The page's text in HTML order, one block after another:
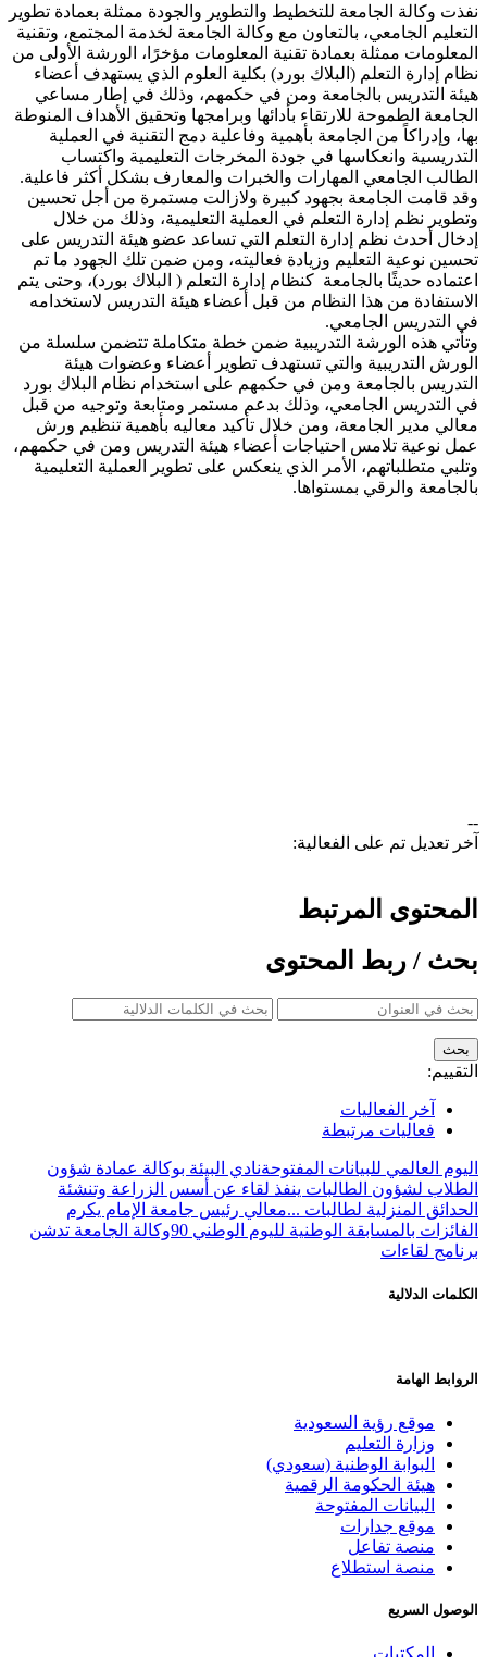
نفذت وكالة الجامعة للتخطيط والتطوير والجودة ممثلة بعمادة تطوير
التعليم الجامعي، بالتعاون مع وكالة الجامعة لخدمة المجتمع، وتقنية
المعلومات ممثلة بعمادة تقنية المعلومات مؤخرًا، الورشة الأولى من
نظام إدارة التعلم (البلاك بورد) بكلية العلوم الذي يستهدف أعضاء
هيئة التدريس بالجامعة ومن في حكمهم، وذلك في إطار مساعي
الجامعة الطموحة للارتقاء بأدائها وبرامجها وتحقيق الأهداف المنوطة
بها، وإدراكاً من الجامعة بأهمية وفاعلية دمج التقنية في العملية
التدريسية وانعكاسها في جودة المخرجات التعليمية واكتساب
الطالب الجامعي المهارات والخبرات والمعارف بشكل أكثر فاعلية.
وقد قامت الجامعة بجهود كبيرة ولازالت مستمرة من أجل تحسين
وتطوير نظم إدارة التعلم في العملية التعليمية، وذلك من خلال
إدخال أحدث نظم إدارة التعلم التي تساعد عضو هيئة التدريس على
تحسين نوعية التعليم وزيادة فعاليته، ومن ضمن تلك الجهود ما تم
اعتماده حديثًا بالجامعة كنظام إدارة التعلم ( البلاك بورد)، وحتى يتم
الاستفادة من هذا النظام من قبل أعضاء هيئة التدريس لاستخدامه
في التدريس الجامعي.
وتأتي هذه الورشة التدريبية ضمن خطة متكاملة تتضمن سلسلة من
الورش التدريبية والتي تستهدف تطوير أعضاء وعضوات هيئة
التدريس بالجامعة ومن في حكمهم على استخدام نظام البلاك بورد
في التدريس الجامعي، وذلك بدعم مستمر ومتابعة وتوجيه من قبل
معالي مدير الجامعة، ومن خلال تأكيد معاليه بأهمية تنظيم ورش
عمل نوعية تلامس احتياجات أعضاء هيئة التدريس ومن في حكمهم،
وتلبي متطلباتهم، الأمر الذي ينعكس على تطوير العملية التعليمية
بالجامعة والرقي بمستواها.
--
آخر تعديل تم على الفعالية:
المحتوى المرتبط
بحث / ربط المحتوى
التقييم:
آخر الفعاليات
فعاليات مرتبطة
اليوم العالمي للبيانات المفتوحةنادي البيئة بوكالة عمادة شؤون
الطلاب لشؤون الطالبات ينفذ لقاء عن أسس الزراعة وتنشئة
الحدائق المنزلية لطالبات ...معالي رئيس جامعة الإمام يكرم
الفائزات بالمسابقة الوطنية لليوم الوطني 90
وكالة الجامعة تدشن
برنامج لقاءات
الكلمات الدلالية
الروابط الهامة
موقع رؤية السعودية
وزارة التعليم
البوابة الوطنية (سعودي)
هيئة الحكومة الرقمية
البيانات المفتوحة
موقع جدارات
منصة تفاعل
منصة استطلاع
الوصول السريع